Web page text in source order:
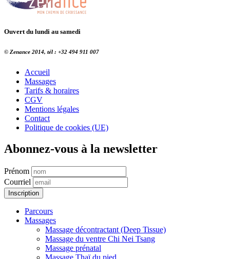
Ouvert du lundi au samedi
© Zenance 2014, tél : +32 494 911 007
Accueil
Massages
Tarifs & horaires
CGV
Mentions légales
Contact
Politique de cookies (UE)
Abonnez-vous à la newsletter
Prénom
Courriel
Parcours
Massages
Massage décontractant (Deep Tissue)
Massage du ventre Chi Nei Tsang
Massage prénatal